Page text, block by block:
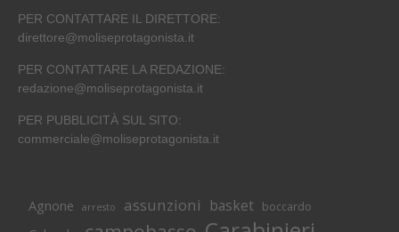
PER CONTATTARE IL DIRETTORE:
direttore@moliseprotagonista.it
PER CONTATTARE LA REDAZIONE:
redazione@moliseprotagonista.it
PER PUBBLICITÀ SUL SITO:
commerciale@moliseprotagonista.it
Agnone arresto assunzioni basket boccardo